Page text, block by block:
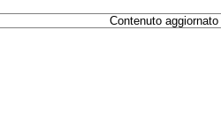
Contenuto